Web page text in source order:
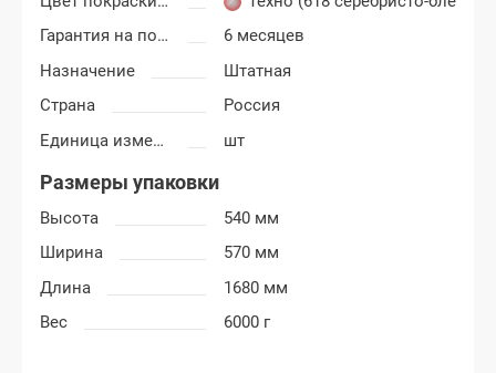
Гарантия на покраску
6 месяцев
Назначение
Штатная
Страна
Россия
Единица измерения
шт
Размеры упаковки
Высота
540 мм
Ширина
570 мм
Длина
1680 мм
Вес
6000 г